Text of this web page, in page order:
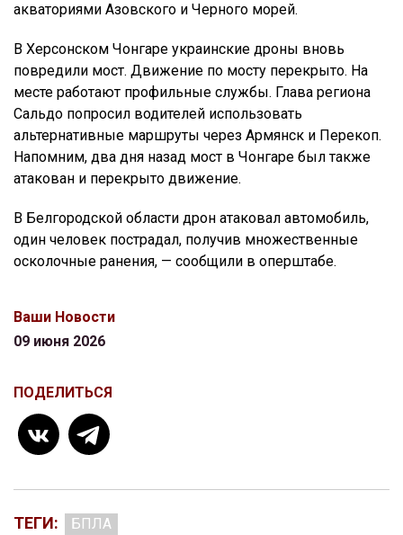
акваториями Азовского и Черного морей.
В Херсонском Чонгаре украинские дроны вновь
повредили мост. Движение по мосту перекрыто. На
месте работают профильные службы. Глава региона
Сальдо попросил водителей использовать
альтернативные маршруты через Армянск и Перекоп.
Напомним, два дня назад мост в Чонгаре был также
атакован и перекрыто движение.
В Белгородской области дрон атаковал автомобиль,
один человек пострадал, получив множественные
осколочные ранения, — сообщили в оперштабе.
Ваши Новости
09 июня 2026
ПОДЕЛИТЬСЯ
ТЕГИ: БПЛА